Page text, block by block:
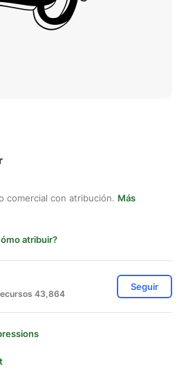
comercial con atribución. Más
atribuir?
43,864
Seguir